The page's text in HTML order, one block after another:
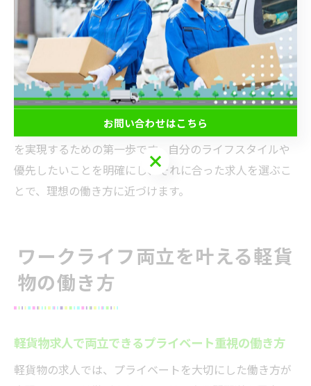
勤務体系が異なる場合があります。面接時には、実際の
休日取得率や繁忙期の対応、代休制度の有無などを具体
的に質問することが大切です。また、入社後に「思って
いた休日が取れなかった」という失敗を防ぐためにも、
口コミや社員の実際の声を参考にするのも有効です。
休日条件の見極めは、プライベート充実や家庭との両立
を実現するための第一歩です。自分のライフスタイルや
優先したいことを明確にし、それに合った求人を選ぶこ
とで、理想の働き方に近づけます。
ワークライフ両立を叶える軽貨
物の働き方
軽貨物求人で両立できるプライベート重視の働き方
軽貨物の求人では、プライベートを大切にした働き方が
お問い合わせはこちら
お問い合わせはこちら